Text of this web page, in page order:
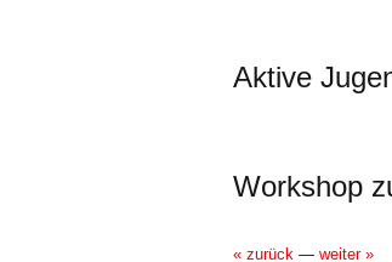
Aktive
Workshop
« zurück — weiter »